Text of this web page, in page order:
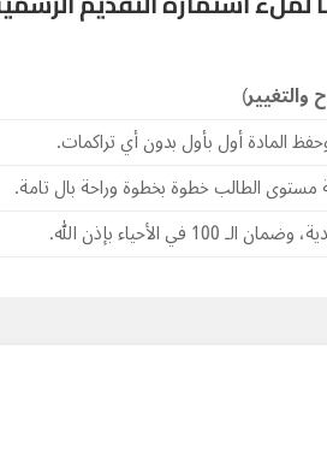
والتغيير)
المادة أول بأول بدون أي تراكمات.
مستوى الطالب خطوة بخطوة وراحة بال تامة.
الأحياء بإذن الله.